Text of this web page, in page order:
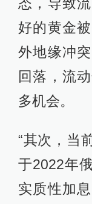
好的黄金
外地缘冲
回落，流
多机会。
“其次，当
于2022年
实质性加